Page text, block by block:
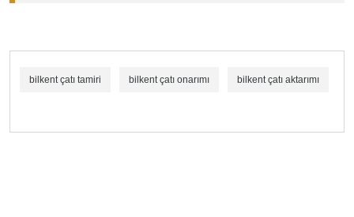
bilkent çatı tamiri bilkent çatı onarımı bilkent çatı aktarımı